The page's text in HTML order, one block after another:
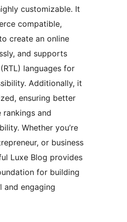
customizable. It
compatible,
create an online
and supports
languages for
Additionally, it
ensuring better
rankings and
Whether you’re
or business
Luxe Blog provides
for building
and engaging